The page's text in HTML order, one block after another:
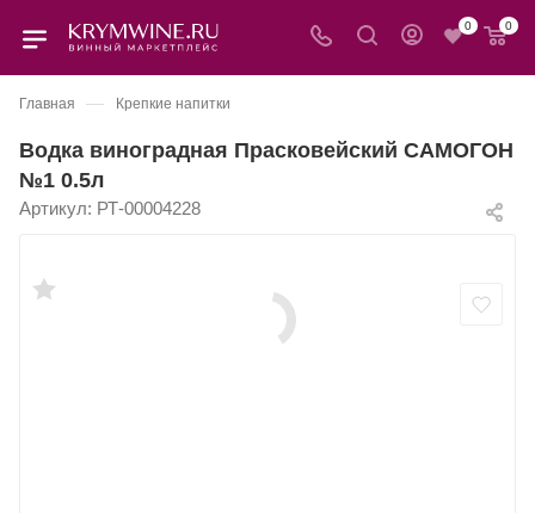
0 0
Главная — Крепкие напитки
Водка виноградная Прасковейский САМОГОН
№1 0.5л
Артикул: РТ-00004228